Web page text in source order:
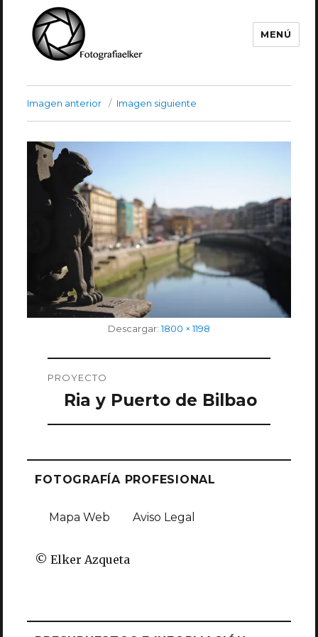
Fotografía Elker
MENÚ
Imagen anterior Imagen siguiente
Descargar:completo
1800 × 1198
de
entradas
PROYECTO
Ria y Puerto de Bilbao
FOTOGRAFÍA PROFESIONAL
Mapa Web Aviso Legal
© Elker Azqueta